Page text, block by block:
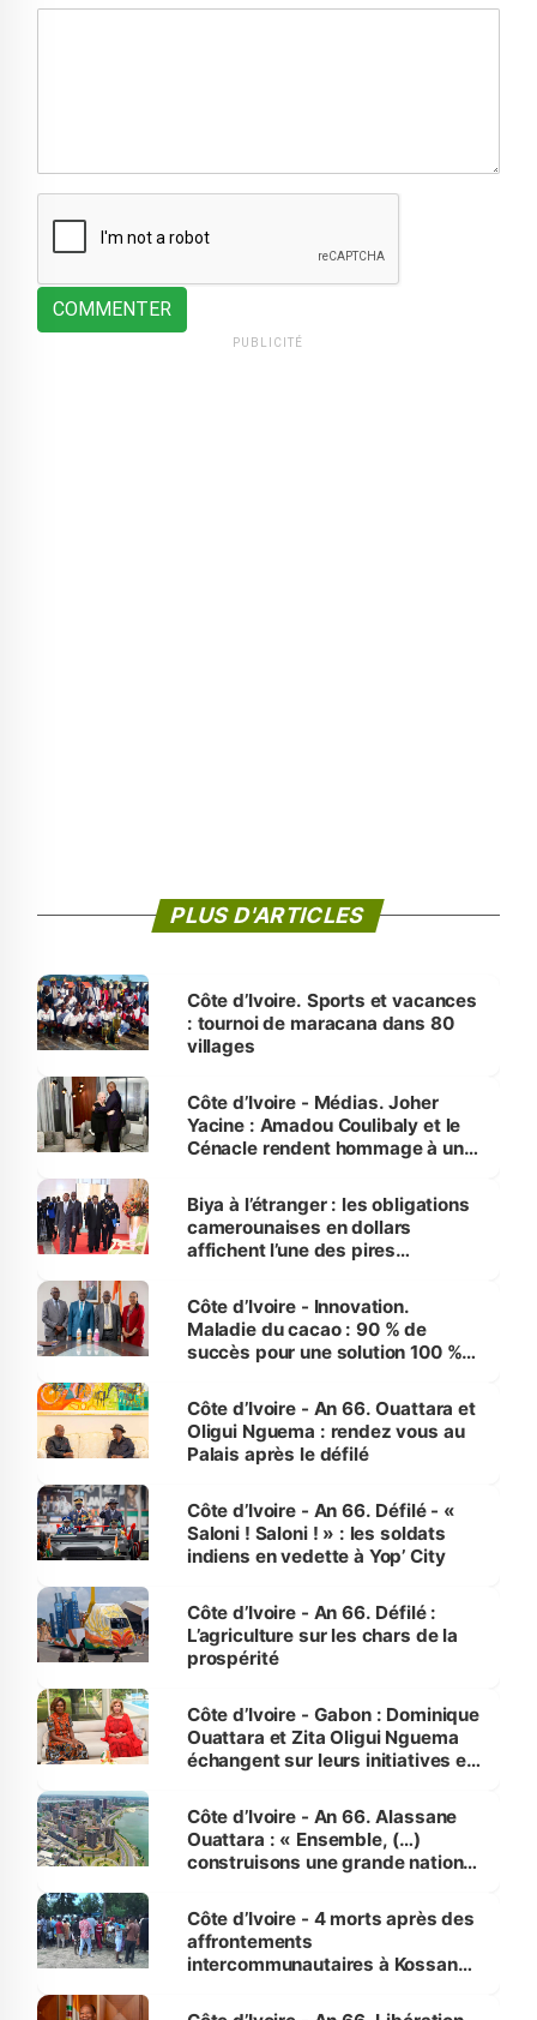
COMMENTER
PUBLICITÉ
PLUS D'ARTICLES
Côte d’Ivoire. Sports et vacances
: tournoi de maracana dans 80
villages
Côte d’Ivoire - Médias. Joher
Yacine : Amadou Coulibaly et le
Cénacle rendent hommage à un
Biya à l’étranger : les obligations
camerounaises en dollars
affichent l’une des pires
Côte d’Ivoire - Innovation.
Maladie du cacao : 90 % de
succès pour une solution 100 %
Côte d’Ivoire - An 66. Ouattara et
Oligui Nguema : rendez vous au
Palais après le défilé
Côte d’Ivoire - An 66. Défilé - «
Saloni ! Saloni ! » : les soldats
indiens en vedette à Yop’ City
Côte d’Ivoire - An 66. Défilé :
L’agriculture sur les chars de la
prospérité
Côte d’Ivoire - Gabon : Dominique
Ouattara et Zita Oligui Nguema
échangent sur leurs initiatives en
enfants
Côte d’Ivoire - An 66. Alassane
Ouattara : « Ensemble, (…)
construisons une grande nation
générations futures »
Côte d’Ivoire - 4 morts après des
affrontements
intercommunautaires à Kossandji
milieu des sinistrés